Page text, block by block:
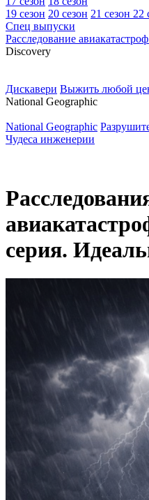
19 сезон 20 сезон 21 сезон 22
Спец выпуски
Расследование
Discovery
Дискавери Выжить любой
National Geographic
National Geographic
Чудеса инженерии
серия.